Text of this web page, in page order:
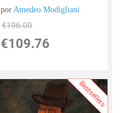
porAmedeo Modigliani
€196.00
€109.76
Bestsellers